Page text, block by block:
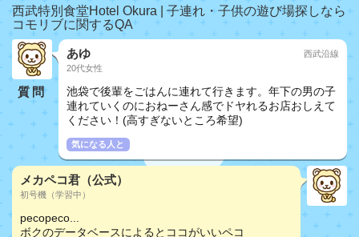
西武特別食堂Hotel Okura | 子連れ・子供の遊び場探しなら
コモリブに関するQA
質問
あゆ
20代女性
西武沿線
池袋で後輩をごはんに連れて行きます。年下の男の子
連れていくのにおねーさん感でドヤれるお店おしえて
ください！(高すぎないところ希望)
気になる人と
メカペコ君（公式）
初号機（学習中）
pecopeco...
ボクのデータベースによるとココがいいペコ